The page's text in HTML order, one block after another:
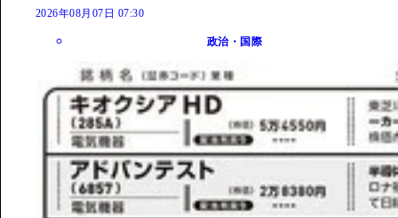
2026年08月07日 07:30
政治・国際